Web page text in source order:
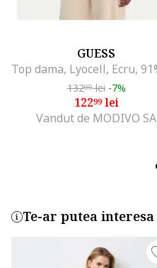
GUESS
13299lei -7%
12299lei
Vandut de MODIVO SA
Te-ar putea interesa